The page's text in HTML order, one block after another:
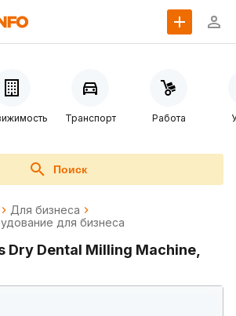
Транспорт Работа
Поиск
Для бизнеса
для бизнеса
Dry Dental Milling Machine,